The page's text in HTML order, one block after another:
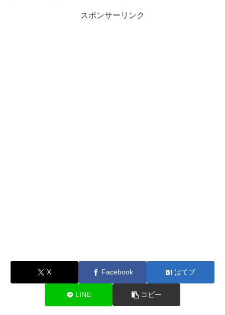
スポンサーリンク
X Facebook はてブ
LINE コピー